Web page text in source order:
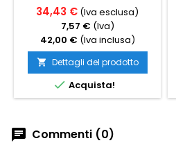
34,43 € (Iva esclusa)
7,57 € (Iva)
42,00 € (Iva inclusa)
 Dettagli del prodotto
 Acquista!
Commenti (0)